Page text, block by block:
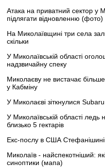
Атака на приватний сектор у
підлягати відновленню (фото)
На Миколаївщині три села
скільки
У Миколаївській області
надзвичайну спеку
Миколаєву не вистачає
у Кабміну
У Миколаєві зіткнулися
У Миколаївській області ледь
близько 5 гектарів
Екс-послу в США
Миколаїв - найспекотніший:
синоптики (мапа)